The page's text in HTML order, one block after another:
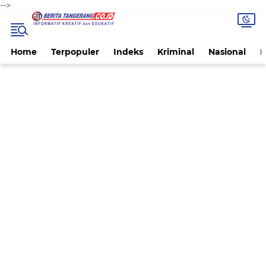
-->
Home Terpopuler Indeks Kriminal Nasional